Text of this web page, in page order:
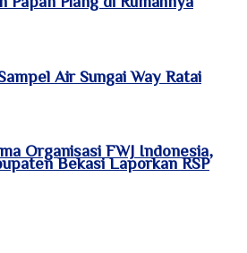
Air Sungai Way Ratai
Organisasi FWJ Indonesia,
Bekasi Laporkan RSP